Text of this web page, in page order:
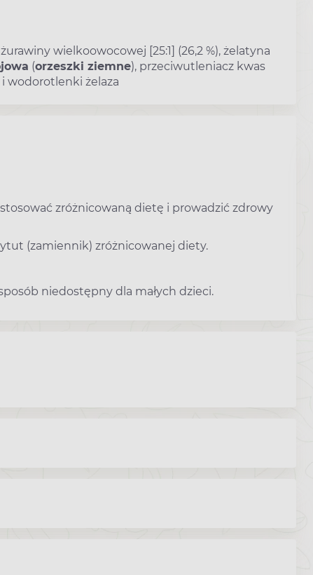
wielkoowocowej [25:1] (26,2 %), żelatyna
(orzeszki ziemne), przeciwutleniacz kwas
wodorotlenki żelaza
zróżnicowaną dietę i prowadzić zdrowy
(zamiennik) zróżnicowanej diety.
niedostępny dla małych dzieci.